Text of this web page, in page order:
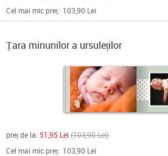
Cel mai mic preț: 103,90 Lei
Țara minunilor a ursuleților
preț de la: 51,95 Lei 103,90 Lei
Cel mai mic preț: 103,90 Lei